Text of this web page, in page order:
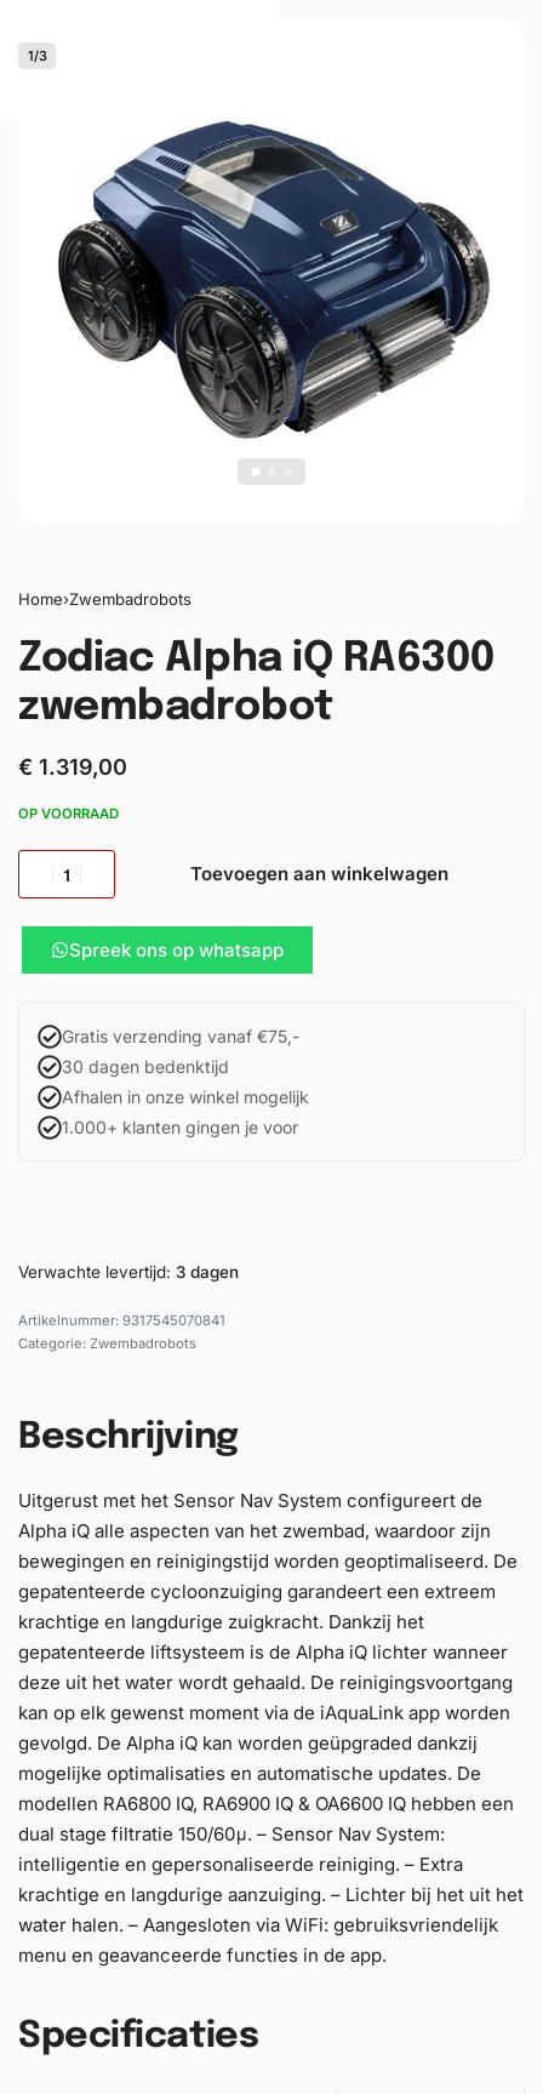
1/3
Home›Zwembadrobots
Zodiac Alpha iQ RA6300
zwembadrobot
€ 1.319,00
OP VOORRAAD
Toevoegen aan winkelwagen
Spreek ons op whatsapp
Gratis verzending vanaf €75,-
30 dagen bedenktijd
Afhalen in onze winkel mogelijk
1.000+ klanten gingen je voor
Verwachte levertijd: 3 dagen
9317545070841
Categorie: Zwembadrobots
Beschrijving
Uitgerust met het Sensor Nav System configureert de
Alpha iQ alle aspecten van het zwembad, waardoor zijn
bewegingen en reinigingstijd worden geoptimaliseerd. De
gepatenteerde cycloonzuiging garandeert een extreem
krachtige en langdurige zuigkracht. Dankzij het
gepatenteerde liftsysteem is de Alpha iQ lichter wanneer
deze uit het water wordt gehaald. De reinigingsvoortgang
kan op elk gewenst moment via de iAquaLink app worden
gevolgd. De Alpha iQ kan worden geüpgraded dankzij
mogelijke optimalisaties en automatische updates. De
modellen RA6800 IQ, RA6900 IQ & OA6600 IQ hebben een
dual stage filtratie 150/60μ. – Sensor Nav System:
intelligentie en gepersonaliseerde reiniging. – Extra
krachtige en langdurige aanzuiging. – Lichter bij het uit het
water halen. – Aangesloten via WiFi: gebruiksvriendelijk
menu en geavanceerde functies in de app.
Specificaties